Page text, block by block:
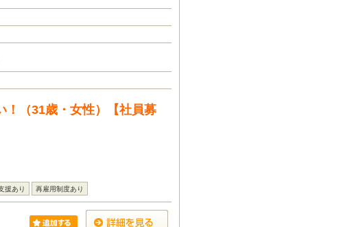
！（31歳・女性）【社員募
援あり 再雇用制度あり